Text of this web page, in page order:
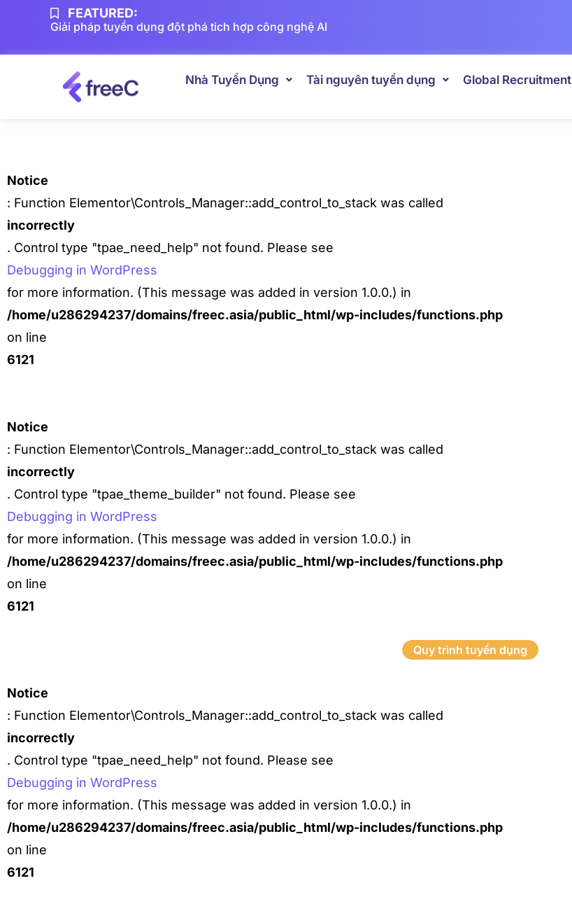
FEATURED:
Giải pháp tuyển dụng đột phá tich hợp công nghệ AI
Nhà Tuyển Dụng Tài nguyên tuyển dụng Global Recruitment
Notice
: Function Elementor\Controls_Manager::add_control_to_stack was called
incorrectly
. Control type "tpae_need_help" not found. Please see
Debugging in WordPress
for more information. (This message was added in version 1.0.0.) in
/home/u286294237/domains/freec.asia/public_html/wp-includes/functions.php
on line
6121
Notice
: Function Elementor\Controls_Manager::add_control_to_stack was called
incorrectly
. Control type "tpae_theme_builder" not found. Please see
Debugging in WordPress
for more information. (This message was added in version 1.0.0.) in
/home/u286294237/domains/freec.asia/public_html/wp-includes/functions.php
on line
6121
Quy trình tuyển dụng
Notice
: Function Elementor\Controls_Manager::add_control_to_stack was called
incorrectly
. Control type "tpae_need_help" not found. Please see
Debugging in WordPress
for more information. (This message was added in version 1.0.0.) in
/home/u286294237/domains/freec.asia/public_html/wp-includes/functions.php
on line
6121